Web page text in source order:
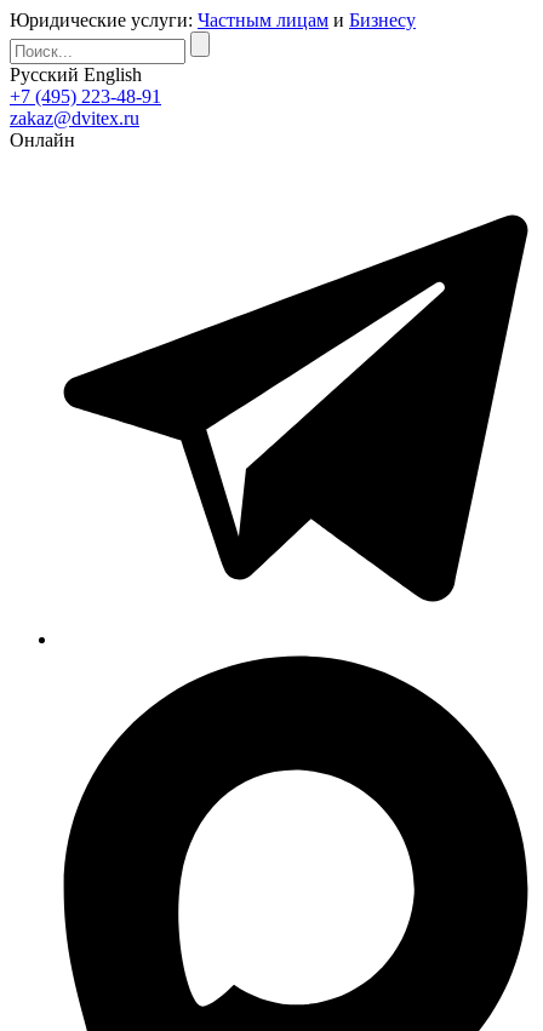
Юридические услуги: Частным лицам и Бизнесу
Русский English
+7 (495) 223-48-91
zakaz@dvitex.ru
Онлайн